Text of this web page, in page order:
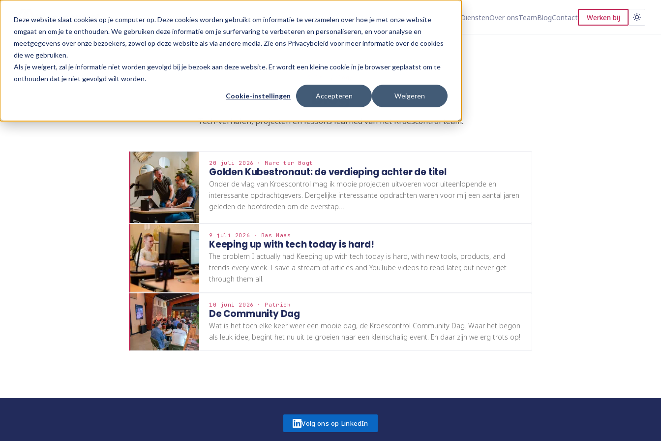
Deze website slaat cookies op je computer op. Deze cookies worden gebruikt om informatie te verzamelen over hoe je met onze website
omgaat en om je te onthouden. We gebruiken deze informatie om je surfervaring te verbeteren en personaliseren, en voor analyse en
meetgegevens over onze bezoekers, zowel op deze website als via andere media. Zie ons Privacybeleid voor meer informatie over de cookies
die we gebruiken.
Als je weigert, zal je informatie niet worden gevolgd bij je bezoek aan deze website. Er wordt een kleine cookie in je browser geplaatst om te
onthouden dat je niet gevolgd wilt worden.
Cookie-instellingen Accepteren Weigeren
kroescontrol DienstenOver onsTeamBlogContact Werken bij
Blog
Tech-verhalen, projecten en lessons learned van het Kroescontrol team.
20 juli 2026 · Marc ter Bogt
Golden Kubestronaut: de verdieping achter de titel
Onder de vlag van Kroescontrol mag ik mooie projecten uitvoeren voor uiteenlopende en
interessante opdrachtgevers. Dergelijke interessante opdrachten waren voor mij een aantal jaren
geleden de hoofdreden om de overstap…
9 juli 2026 · Bas Maas
Keeping up with tech today is hard!
The problem I actually had Keeping up with tech today is hard, with new tools, products, and
trends every week. I save a stream of articles and YouTube videos to read later, but never get
through them all.
10 juni 2026 · Patriek
De Community Dag
Wat is het toch elke keer weer een mooie dag, de Kroescontrol Community Dag. Waar het begon
als leuk idee, begint het nu uit te groeien naar een kleinschalig event. En daar zijn we erg trots op!
Volg ons op LinkedIn